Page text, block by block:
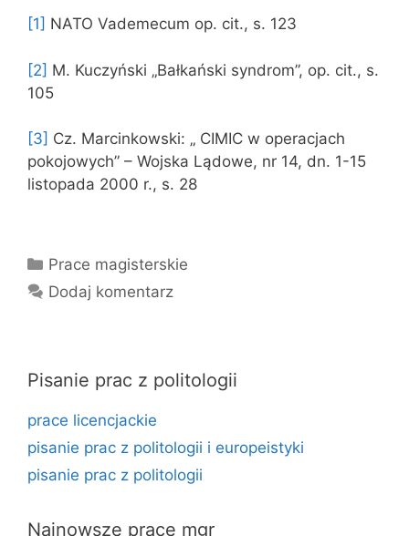
[1] NATO Vademecum op. cit., s. 123
[2] M. Kuczyński „Bałkański syndrom”, op. cit., s.
105
[3] Cz. Marcinkowski: „ CIMIC w operacjach
pokojowych” – Wojska Lądowe, nr 14, dn. 1-15
listopada 2000 r., s. 28
Kategorie
Prace magisterskie
Dodaj komentarz
Pisanie prac z politologii
prace licencjackie
pisanie prac z politologii i europeistyki
pisanie prac z politologii
Najnowsze prace mgr